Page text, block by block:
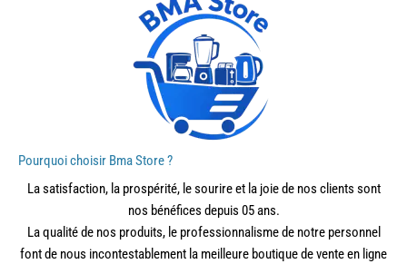
Pourquoi choisir Bma Store ?
La satisfaction, la prospérité, le sourire et la joie de nos clients sont
nos bénéfices depuis 05 ans.
La qualité de nos produits, le professionnalisme de notre personnel
font de nous incontestablement la meilleure boutique de vente en ligne